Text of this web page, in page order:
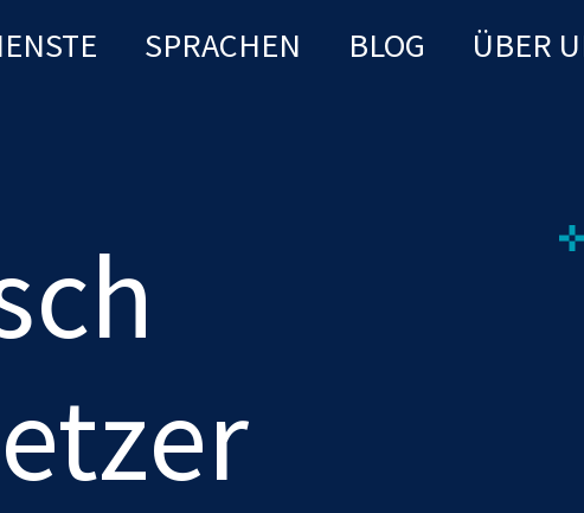
SPRACHEN BLOG ÜBER